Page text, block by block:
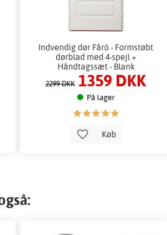
Indvendig dør Fårö - Formstøbt
dørblad med 4-spejl +
Håndtagssæt - Blank
2299 DKK 1359 DKK
På lager
Køb